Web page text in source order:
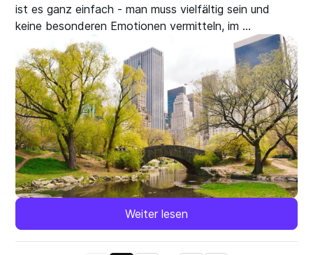
ist es ganz einfach - man muss vielfältig sein und
keine besonderen Emotionen vermitteln, im ...
Weiter lesen